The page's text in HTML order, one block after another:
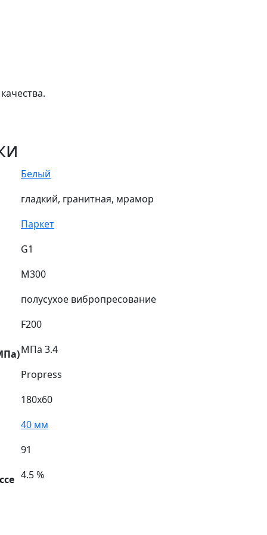
Белый
гладкий, гранитная, мрамор
Паркет
G1
М300
полусухое вибропресование
F200
МПа 3.4
Propress
180х60
40 мм
91
4.5 %